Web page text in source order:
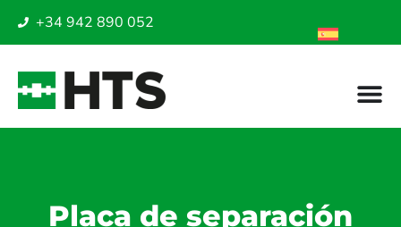
+34 942 890 052
Placa de separación